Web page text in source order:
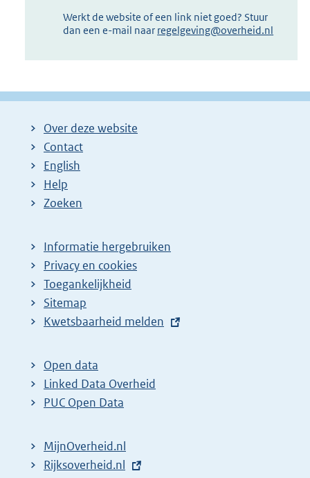
Werkt de website of een link niet goed? Stuur
dan een e-mail naar regelgeving@overheid.nl
Over deze website
Contact
English
Help
Zoeken
Informatie hergebruiken
Privacy en cookies
Toegankelijkheid
Sitemap
E
t
e
r
l
i
Kwetsbaarheid melden
Open data
Linked Data Overheid
PUC Open Data
MijnOverheid.nl
E
Rijksoverheid.nl